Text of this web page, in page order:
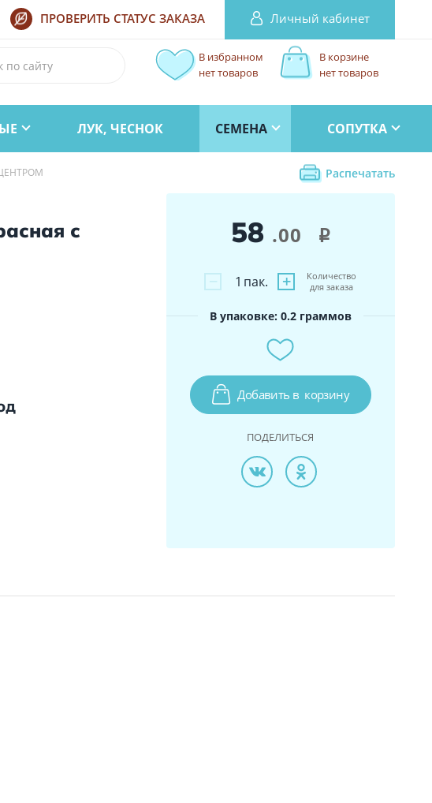
ПРОВЕРИТЬ СТАТУС ЗАКАЗА Личный кабинет
В корзине
нет товаров
В избранном
нет товаров
ЛУК, ЧЕСНОК СЕМЕНА СОПУТКА
Распечатать
с
58 .00 i
− +
1 пак.
Количество
для заказа
В упаковке: 0.2 граммов
Добавить в корзину
ПОДЕЛИТЬСЯ